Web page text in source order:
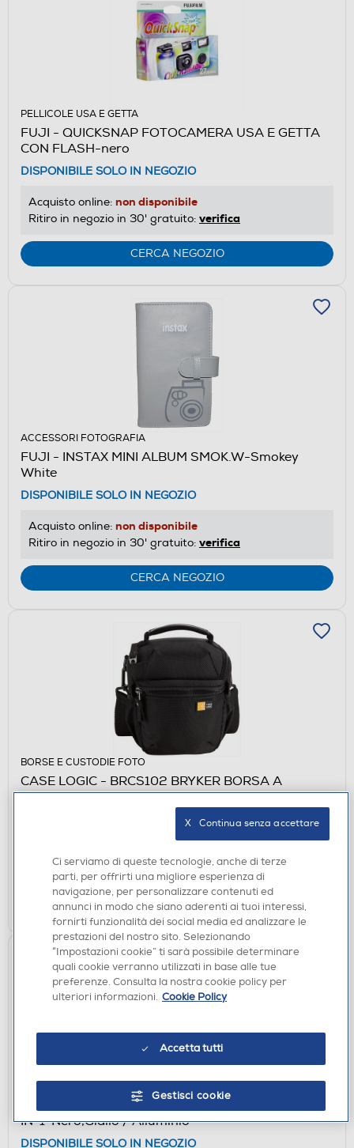
PELLICOLE USA E GETTA
FUJI - QUICKSNAP FOTOCAMERA USA E GETTA
CON FLASH-nero
DISPONIBILE SOLO IN NEGOZIO
Acquisto online: non disponibile
Ritiro in negozio in 30' gratuito: verifica
CERCA NEGOZIO
ACCESSORI FOTOGRAFIA
FUJI - INSTAX MINI ALBUM SMOK.W-Smokey
White
DISPONIBILE SOLO IN NEGOZIO
Acquisto online: non disponibile
Ritiro in negozio in 30' gratuito: verifica
CERCA NEGOZIO
BORSE E CUSTODIE FOTO
CASE LOGIC - BRCS102 BRYKER BORSA A
TRACOLLA PER DSLR-Black
DISPONIBILE SOLO IN NEGOZIO
Ritiro in negozio in 30' gratuito:verifica
CERCA NEGOZIO
ACCESSORI FOTOGRAFIA
NATIONAL GEOGRAPHIC - KIT FOTOGRAFICO 3-
IN-1-Nero,Giallo / Alluminio
DISPONIBILE SOLO IN NEGOZIO
Ci serviamo di queste tecnologie, anche di terze
parti, per offrirti una migliore esperienza di
navigazione, per personalizzare contenuti ed
annunci in modo che siano aderenti ai tuoi interessi,
fornirti funzionalità dei social media ed analizzare le
prestazioni del nostro sito. Selezionando
“Impostazioni cookie” ti sarà possibile determinare
quali cookie verranno utilizzati in base alle tue
preferenze. Consulta la nostra cookie policy per
ulteriori informazioni. Cookie Policy
Accetta tutti
Gestisci cookie
X   Continua senza accettare